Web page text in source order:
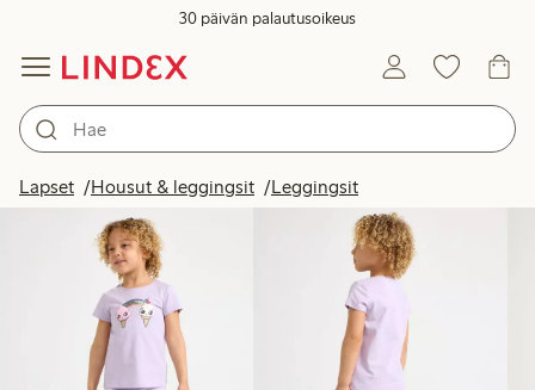
30 päivän palautusoikeus
Lapset Housut & leggingsit LeggingsitTuotteet kuvassa